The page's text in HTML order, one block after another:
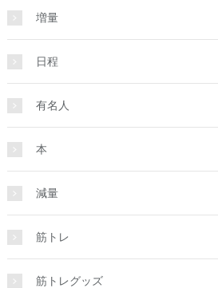
増量
日程
有名人
本
減量
筋トレ
筋トレグッズ